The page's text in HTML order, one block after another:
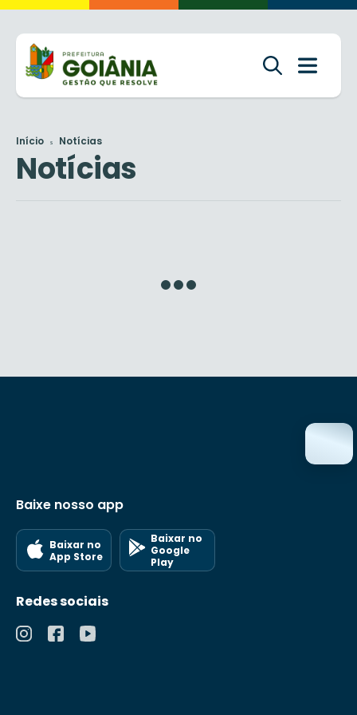
Início Notícias
Notícias
Baixe nosso app
Baixar no
App Store
Baixar no
Google
Play
Redes sociais
Privacidade